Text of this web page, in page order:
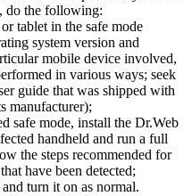
do the following:
tablet in the safe mode
system version and
mobile device involved,
in various ways; seek
guide that was shipped with
manufacturer);
safe mode, install the Dr.Web
handheld and run a full
the steps recommended for
have been detected;
turn it on as normal.